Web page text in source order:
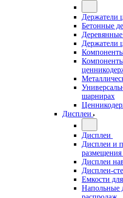
Держатели
Бетонные
Держатели
шарнирах
Дисплеи
Дисплеи
Дисплеи и
размещения
Дисплеи
Дисплеи-
Емкости
Напольные